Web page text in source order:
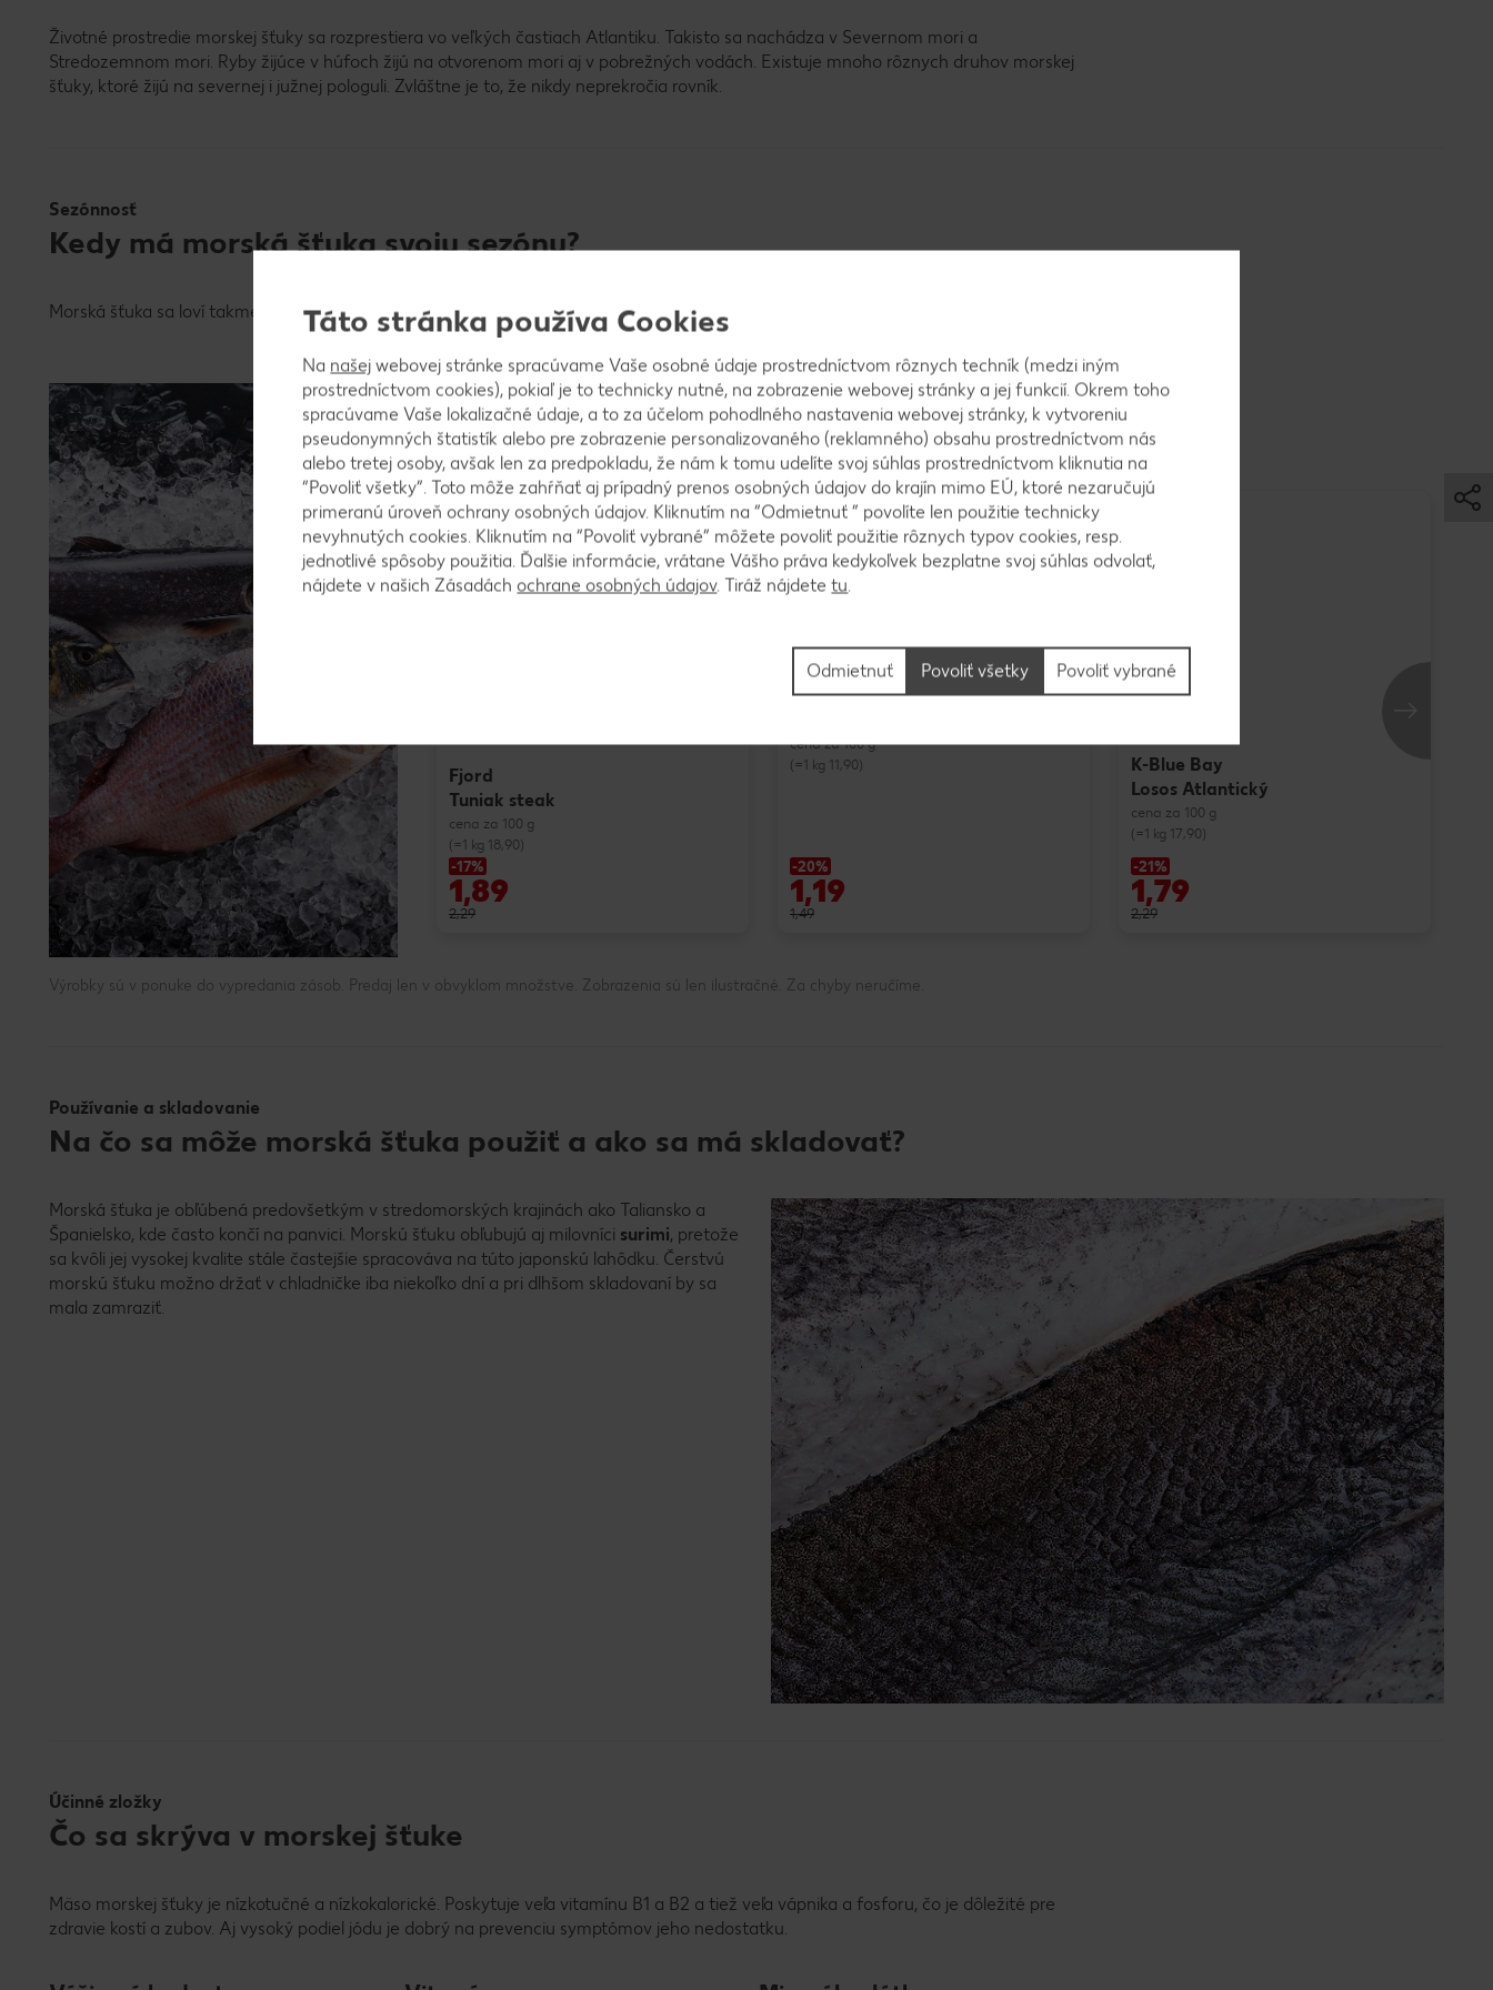
Životné prostredie morskej šťuky sa rozprestiera vo veľkých častiach Atlantiku. Takisto sa nachádza v Severnom mori a
Stredozemnom mori. Ryby žijúce v húfoch žijú na otvorenom mori aj v pobrežných vodách. Existuje mnoho rôznych druhov morskej
šťuky, ktoré žijú na severnej i južnej pologuli. Zvláštne je to, že nikdy neprekročia rovník.
Sezónnosť
Kedy má morská šťuka svoju sezónu?
Morská šťuka sa loví takmer kedykoľvek počas roka. V predaji sú minimálne ako mrazený tovar k dispozícii po celý rok.
Naša ponuka čerstvých rýb
Platnosť od 06.08.2026 do 12.08.2026
Fjord
Tuniak steak
cena za 100 g
(=1 kg 18,90)
-17%
1,89
2,29
Mimoriadna ponuka!
Fjord
cena za 100 g
(=1 kg 11,90)
-20%
1,19
1,49
K-Blue Bay
Losos Atlantický
cena za 100 g
(=1 kg 17,90)
-21%
1,79
2,29
Výrobky sú v ponuke do vypredania zásob. Predaj len v obvyklom množstve. Zobrazenia sú len ilustračné. Za chyby neručíme.
Používanie a skladovanie
Na čo sa môže morská šťuka použiť a ako sa má skladovať?
Morská šťuka je obľúbená predovšetkým v stredomorských krajinách ako Taliansko a
Španielsko, kde často končí na panvici. Morskú šťuku obľubujú aj milovníci surimi, pretože
sa kvôli jej vysokej kvalite stále častejšie spracováva na túto japonskú lahôdku. Čerstvú
morskú šťuku možno držať v chladničke iba niekoľko dní a pri dlhšom skladovaní by sa
mala zamraziť.
Účinné zložky
Čo sa skrýva v morskej šťuke
Mäso morskej šťuky je nízkotučné a nízkokalorické. Poskytuje veľa vitamínu B1 a B2 a tiež veľa vápnika a fosforu, čo je dôležité pre
zdravie kostí a zubov. Aj vysoký podiel jódu je dobrý na prevenciu symptómov jeho nedostatku.
Táto stránka používa Cookies
Na našej webovej stránke spracúvame Vaše osobné údaje prostredníctvom rôznych techník (medzi iným
prostredníctvom cookies), pokiaľ je to technicky nutné, na zobrazenie webovej stránky a jej funkcií. Okrem toho
spracúvame Vaše lokalizačné údaje, a to za účelom pohodlného nastavenia webovej stránky, k vytvoreniu
pseudonymných štatistík alebo pre zobrazenie personalizovaného (reklamného) obsahu prostredníctvom nás
alebo tretej osoby, avšak len za predpokladu, že nám k tomu udelíte svoj súhlas prostredníctvom kliknutia na
“Povoliť všetky”. Toto môže zahŕňať aj prípadný prenos osobných údajov do krajín mimo EÚ, ktoré nezaručujú
primeranú úroveň ochrany osobných údajov. Kliknutím na “Odmietnuť ” povolíte len použitie technicky
nevyhnutých cookies. Kliknutím na “Povoliť vybrané” môžete povoliť použitie rôznych typov cookies, resp.
jednotlivé spôsoby použitia. Ďalšie informácie, vrátane Vášho práva kedykoľvek bezplatne svoj súhlas odvolať,
nájdete v našich Zásadách ochrane osobných údajov. Tiráž nájdetetu.
Povoliť vybrané
Odmietnuť Povoliť všetky